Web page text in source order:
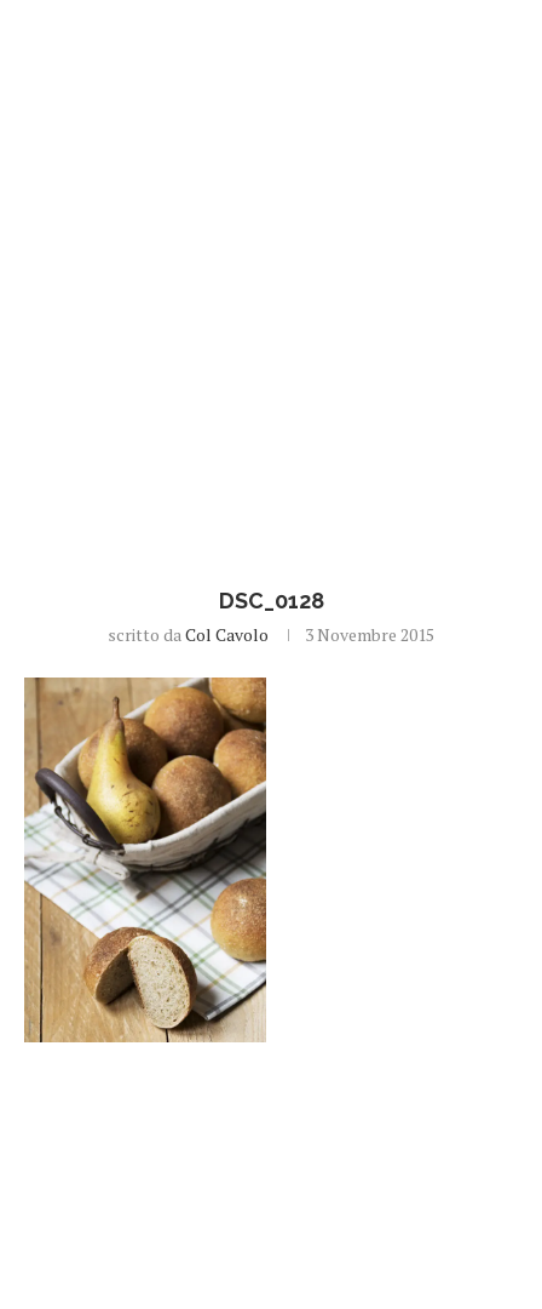
DSC_0128
scritto daCol Cavolo 3 Novembre 2015